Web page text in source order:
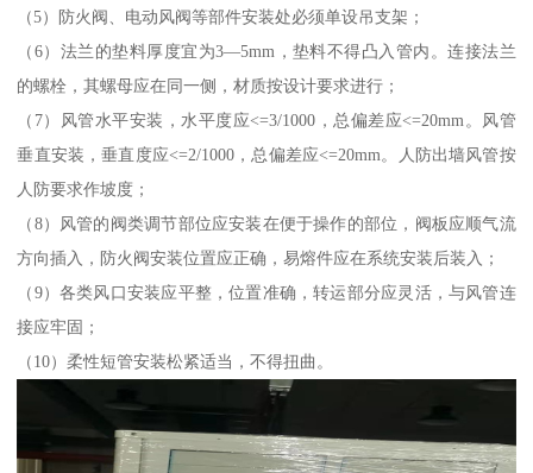
（5）防火阀、电动风阀等部件安装处必须单设吊支架；
（6）法兰的垫料厚度宜为3—5mm，垫料不得凸入管内。连接法兰
的螺栓，其螺母应在同一侧，材质按设计要求进行；
（7）风管水平安装，水平度应<=3/1000，总偏差应<=20mm。风管
垂直安装，垂直度应<=2/1000，总偏差应<=20mm。人防出墙风管按
人防要求作坡度；
（8）风管的阀类调节部位应安装在便于操作的部位，阀板应顺气流
方向插入，防火阀安装位置应正确，易熔件应在系统安装后装入；
（9）各类风口安装应平整，位置准确，转运部分应灵活，与风管连
接应牢固；
（10）柔性短管安装松紧适当，不得扭曲。